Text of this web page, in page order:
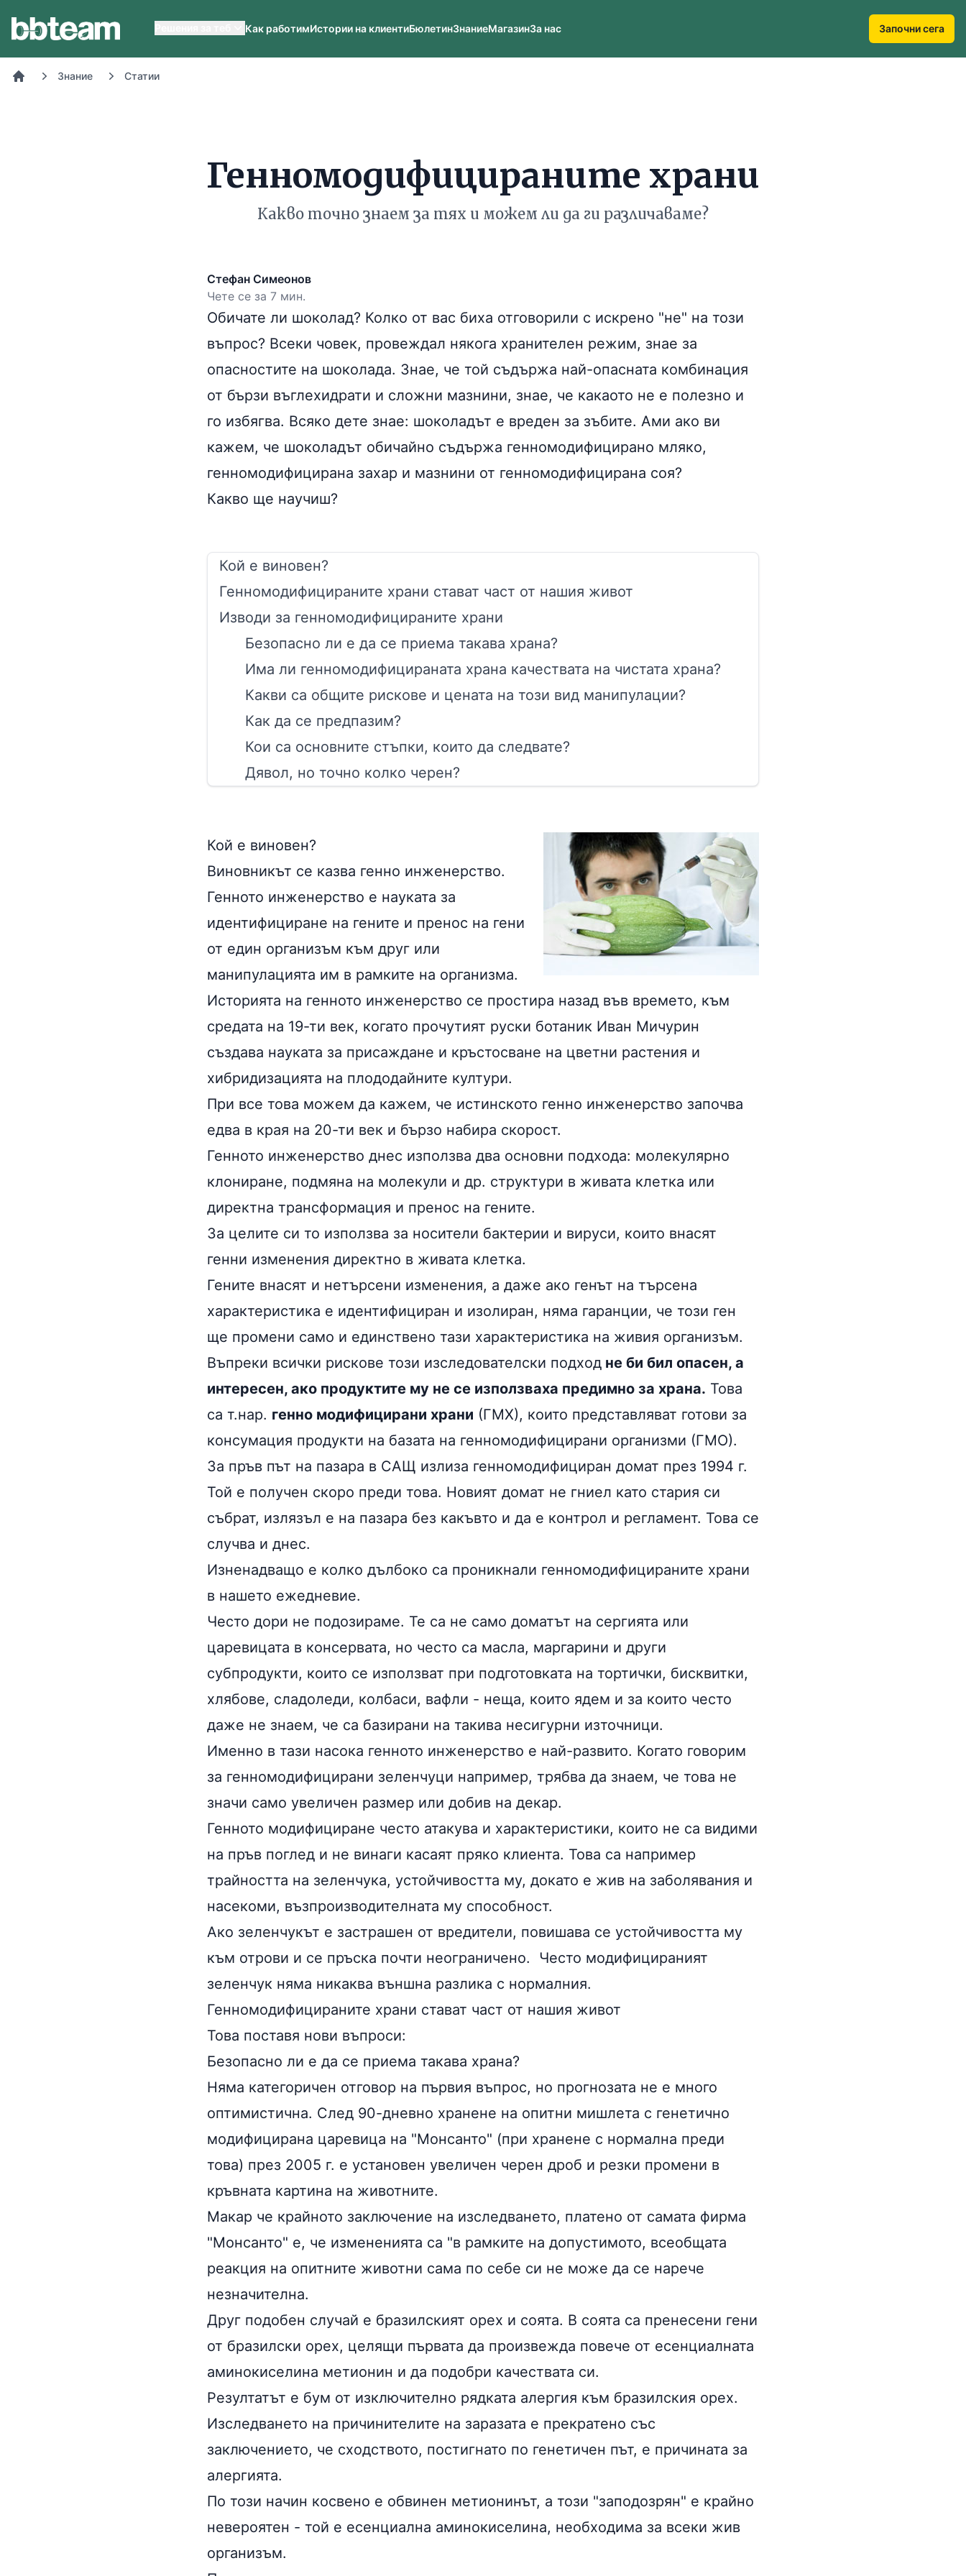
Как работимИстории на клиентиБюлетинЗнаниеМагазинЗа нас Започни сега
Знание Статии
Генномодифицираните храни
Какво точно знаем за тях и можем ли да ги различаваме?
Стефан Симеонов
Чете се за 7 мин.
Обичате ли шоколад? Колко от вас биха отговорили с искрено "не" на този
въпрос? Всеки човек, провеждал някога хранителен режим, знае за
опасностите на шоколада. Знае, че той съдържа най-опасната комбинация
от бързи въглехидрати и сложни мазнини, знае, че какаото не е полезно и
го избягва. Всяко дете знае: шоколадът е вреден за зъбите. Ами ако ви
кажем, че шоколадът обичайно съдържа генномодифицирано мляко,
генномодифицирана захар и мазнини от генномодифицирана соя?
Какво ще научиш?
Кой е виновен?
Генномодифицираните храни стават част от нашия живот
Изводи за генномодифицираните храни
Безопасно ли е да се приема такава храна?
Има ли генномодифицираната храна качествата на чистата храна?
Какви са общите рискове и цената на този вид манипулации?
Как да се предпазим?
Кои са основните стъпки, които да следвате?
Дявол, но точно колко черен?
Кой е виновен?
Виновникът се казва генно инженерство.
Генното инженерство е науката за
идентифициране на гените и пренос на гени
от един организъм към друг или
манипулацията им в рамките на организма.
Историята на генното инженерство се простира назад във времето, към
средата на 19-ти век, когато прочутият руски ботаник Иван Мичурин
създава науката за присаждане и кръстосване на цветни растения и
хибридизацията на плододайните култури.
При все това можем да кажем, че истинското генно инженерство започва
едва в края на 20-ти век и бързо набира скорост.
Генното инженерство днес използва два основни подхода: молекулярно
клониране, подмяна на молекули и др. структури в живата клетка или
директна трансформация и пренос на гените.
За целите си то използва за носители бактерии и вируси, които внасят
генни изменения директно в живата клетка.
Гените внасят и нетърсени изменения, а даже ако генът на търсена
характеристика е идентифициран и изолиран, няма гаранции, че този ген
ще промени само и единствено тази характеристика на живия организъм.
Въпреки всички рискове този изследователски подход не би бил опасен, а
интересен, ако продуктите му не се използваха предимно за храна. Това
са т.нар. генно модифицирани храни (ГМХ), които представляват готови за
консумация продукти на базата на генномодифицирани организми (ГМО).
За пръв път на пазара в САЩ излиза генномодифициран домат през 1994 г.
Той е получен скоро преди това. Новият домат не гниел като стария си
събрат, излязъл е на пазара без какъвто и да е контрол и регламент. Това се
случва и днес.
Изненадващо е колко дълбоко са проникнали генномодифицираните храни
в нашето ежедневие.
Често дори не подозираме. Те са не само доматът на сергията или
царевицата в консервата, но често са масла, маргарини и други
субпродукти, които се използват при подготовката на тортички, бисквитки,
хлябове, сладоледи, колбаси, вафли - неща, които ядем и за които често
даже не знаем, че са базирани на такива несигурни източници.
Именно в тази насока генното инженерство е най-развито. Когато говорим
за генномодифицирани зеленчуци например, трябва да знаем, че това не
значи само увеличен размер или добив на декар.
Генното модифициране често атакува и характеристики, които не са видими
на пръв поглед и не винаги касаят пряко клиента. Това са например
трайността на зеленчука, устойчивостта му, докато е жив на заболявания и
насекоми, възпроизводителната му способност.
Ако зеленчукът е застрашен от вредители, повишава се устойчивостта му
към отрови и се пръска почти неограничено. Често модифицираният
зеленчук няма никаква външна разлика с нормалния.
Генномодифицираните храни стават част от нашия живот
Това поставя нови въпроси:
Безопасно ли е да се приема такава храна?
Няма категоричен отговор на първия въпрос, но прогнозата не е много
оптимистична. След 90-дневно хранене на опитни мишлета с генетично
модифицирана царевица на "Монсанто" (при хранене с нормална преди
това) през 2005 г. е установен увеличен черен дроб и резки промени в
кръвната картина на животните.
Макар че крайното заключение на изследването, платено от самата фирма
"Монсанто" е, че измененията са "в рамките на допустимото, всеобщата
реакция на опитните животни сама по себе си не може да се нарече
незначителна.
Друг подобен случай е бразилският орех и соята. В соята са пренесени гени
от бразилски орех, целящи първата да произвежда повече от есенциалната
аминокиселина метионин и да подобри качествата си.
Резултатът е бум от изключително рядката алергия към бразилския орех.
Изследването на причинителите на заразата е прекратено със
заключението, че сходството, постигнато по генетичен път, е причината за
алергията.
По този начин косвено е обвинен метионинът, а този "заподозрян" е крайно
невероятен - той е есенциална аминокиселина, необходима за всеки жив
организъм.